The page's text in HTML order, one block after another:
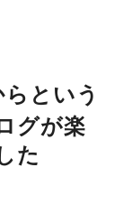
という
グが楽
た